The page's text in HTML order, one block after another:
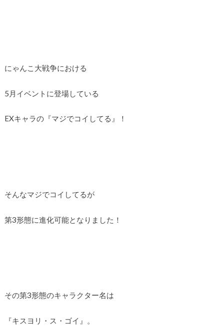
にゃんこ大戦争における
5月イベントに登場している
EXキャラの『マジでコイしてる』！
そんなマジでコイしてるが
第3形態に進化可能となりました！
その第3形態のキャラクター名は
『キスヨリ・ス・ゴイ』。